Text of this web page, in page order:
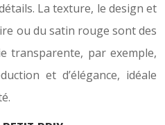
La texture, le design et
ou du satin rouge sont des
transparente, par exemple,
et d’élégance, idéale